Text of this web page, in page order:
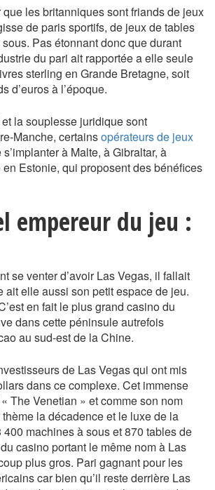
les britanniques sont friands de jeux
de paris sportifs, de jeux de tables
Pas étonnant donc que durant
du pari ait rapportée a elle seule
sterling en Grande Bretagne, soit
d’euros à l’époque.
la souplesse juridique sont
Manche, certainsopérateurs de jeux
à Malte, à Gibraltar, à
Estonie, qui proposent des bénéfices
empereur du jeu :
se venter d’avoir Las Vegas, il fallait
ait elle aussi son petit espace de jeu.
en fait le plus grand casino du
dans cette péninsule autrefois
au sud-est de la Chine.
de Las Vegas qui ont mis
dans ce complexe. Cet immense
The Venetian » et comme son nom
thème la décadence et le luxe de la
machines à sous et 870 tables de
casino portant le même nom à Las
plus gros. Pari gagnant pour les
car bien qu’il reste derrière Las